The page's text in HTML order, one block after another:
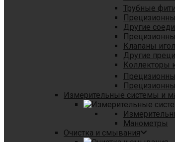
Трубные
Другие
Клапаны
Другие
Коллекторы
Измерительные системы и
Манометры
Очистка и смывания